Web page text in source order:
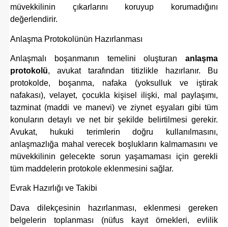
müvekkilinin çıkarlarını koruyup korumadığını
değerlendirir.
Anlaşma Protokolünün Hazırlanması
Anlaşmalı boşanmanın temelini oluşturan anlaşma
protokolü, avukat tarafından titizlikle hazırlanır. Bu
protokolde, boşanma, nafaka (yoksulluk ve iştirak
nafakası), velayet, çocukla kişisel ilişki, mal paylaşımı,
tazminat (maddi ve manevi) ve ziynet eşyaları gibi tüm
konuların detaylı ve net bir şekilde belirtilmesi gerekir.
Avukat, hukuki terimlerin doğru kullanılmasını,
anlaşmazlığa mahal verecek boşlukların kalmamasını ve
müvekkilinin gelecekte sorun yaşamaması için gerekli
tüm maddelerin protokole eklenmesini sağlar.
Evrak Hazırlığı ve Takibi
Dava dilekçesinin hazırlanması, eklenmesi gereken
belgelerin toplanması (nüfus kayıt örnekleri, evlilik